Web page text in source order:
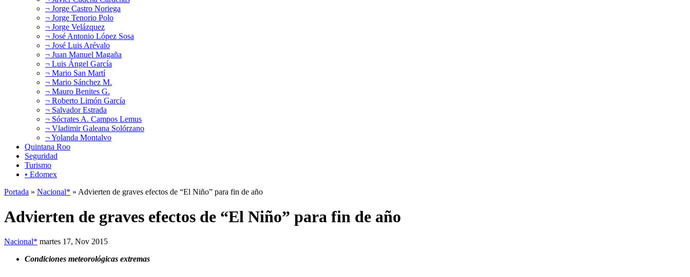
¬ Jorge Castro Noriega
¬ Jorge Tenorio Polo
¬ Jorge Velázquez
¬ José Antonio López Sosa
¬ José Luis Arévalo
¬ Juan Manuel Magaña
¬ Luis Ángel García
¬ Mario San Martí
¬ Mario Sánchez M.
¬ Mauro Benites G.
¬ Roberto Limón García
¬ Salvador Estrada
¬ Sócrates A. Campos Lemus
¬ Vladimir Galeana Solórzano
¬ Yolanda Montalvo
Quintana Roo
Seguridad
Turismo
• Edomex
Portada » Nacional* » Advierten de graves efectos de “El Niño” para fin de año
Advierten de graves efectos de “El Niño” para fin de año
Nacional* martes 17, Nov 2015
Condiciones meteorológicas extremas